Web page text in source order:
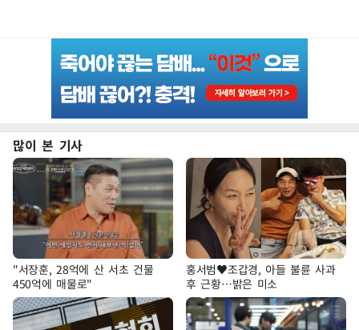
많이 본 기사
"서장훈, 28억에 산 서초 건물
450억에 매물로"
홍서범♥조갑경, 아들 불륜 사과
후 근황…밝은 미소